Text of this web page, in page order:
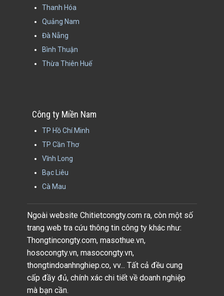
Thanh Hóa
Quảng Nam
Đà Nẵng
Bình Thuận
Thừa Thiên Huế
Công ty Miền Nam
TP Hồ Chí Minh
TP Cần Thơ
Vĩnh Long
Bạc Liêu
Cà Mau
Ngoài website Chitietcongty.com ra, còn một số
trang web tra cứu thông tin công ty khác như:
Thongtincongty.com, masothue.vn,
hosocongty.vn, masocongty.vn,
thongtindoanhnghiep.co, vv... Tất cả đều cung
cấp đầy đủ, chính xác chi tiết về doanh nghiệp
mà bạn cần.